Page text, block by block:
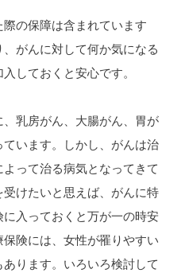
の保障は含まれています
がんに対して何か気になる
しておくと安心です。
乳房がん、大腸がん、胃が
います。しかし、がんは治
って治る病気となってきて
けたいと思えば、がんに特
入っておくと万が一の時安
険には、女性が罹りやすい
ります。いろいろ検討して